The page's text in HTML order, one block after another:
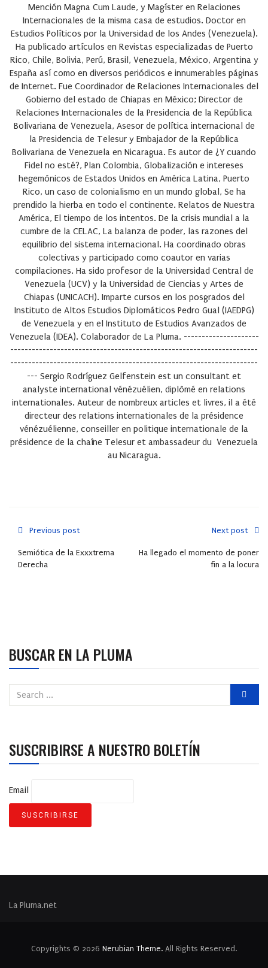
Mención Magna Cum Laude, y Magíster en Relaciones
Internacionales de la misma casa de estudios. Doctor en
Estudios Políticos por la Universidad de los Andes (Venezuela).
Ha publicado artículos en Revistas especializadas de Puerto
Rico, Chile, Bolivia, Perú, Brasil, Venezuela, México, Argentina y
España así como en diversos periódicos e innumerables páginas
de Internet. Fue Coordinador de Relaciones Internacionales del
Gobierno del estado de Chiapas en México; Director de
Relaciones Internacionales de la Presidencia de la República
Bolivariana de Venezuela, Asesor de política internacional de
la Presidencia de Telesur y Embajador de la República
Bolivariana de Venezuela en Nicaragua. Es autor de ¿Y cuando
Fidel no esté?, Plan Colombia, Globalización e intereses
hegemónicos de Estados Unidos en América Latina, Puerto
Rico, un caso de colonialismo en un mundo global, Se ha
prendido la hierba en todo el continente. Relatos de Nuestra
América, El tiempo de los intentos. De la crisis mundial a la
cumbre de la CELAC, La balanza de poder, las razones del
equilibrio del sistema internacional. Ha coordinado obras
colectivas y participado como coautor en varias
compilaciones. Ha sido profesor de la Universidad Central de
Venezuela (UCV) y la Universidad de Ciencias y Artes de
Chiapas (UNICACH). Imparte cursos en los posgrados del
Instituto de Altos Estudios Diplomáticos Pedro Gual (IAEDPG)
de Venezuela y en el Instituto de Estudios Avanzados de
Venezuela (IDEA). Colaborador de La Pluma. ---------------------
---------------------------------------------------------------------
---------------------------------------------------------------------
--- Sergio Rodríguez Gelfenstein est un consultant et
analyste international vénézuélien, diplômé en relations
internationales. Auteur de nombreux articles et livres, il a été
directeur des relations internationales de la présidence
vénézuélienne, conseiller en politique internationale de la
présidence de la chaîne Telesur et ambassadeur du Venezuela
au Nicaragua.
Previous post
Semiótica de la Exxxtrema
Derecha
Next post
Ha llegado el momento de poner
fin a la locura
BUSCAR EN LA PLUMA
SUSCRIBIRSE A NUESTRO BOLETÍN
Email
La Pluma.net
Copyrights © 2026 Nerubian Theme. All Rights Reserved.